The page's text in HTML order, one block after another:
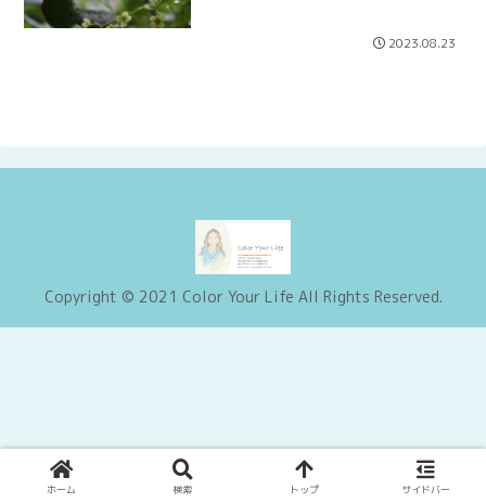
2023.08.23
Copyright © 2021 Color Your Life All Rights Reserved.
ホーム 検索 トップ サイドバー